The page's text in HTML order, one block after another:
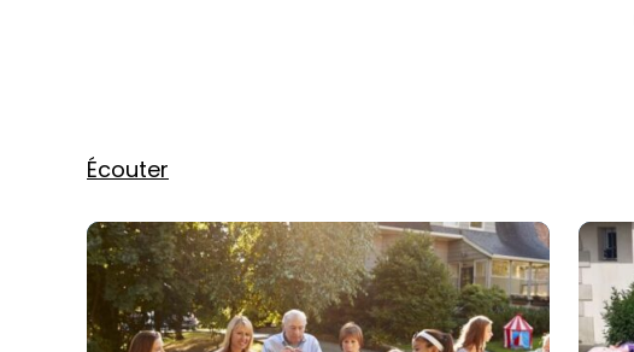
Écouter